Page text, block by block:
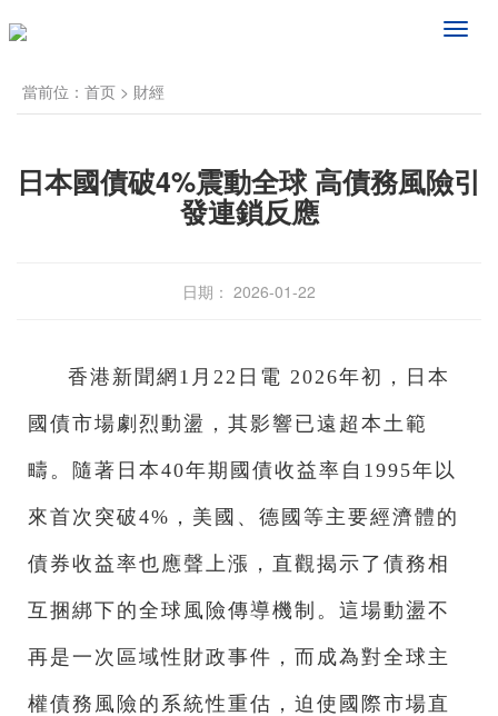
频
當前位： 首页 > 財經
日本國債破4%震動全球 高債務風險引
發連鎖反應
日期： 2026-01-22
香港新聞網1月22日電 2026年初，日本
國債市場劇烈動盪，其影響已遠超本土範
疇。隨著日本40年期國債收益率自1995年以
來首次突破4%，美國、德國等主要經濟體的
債券收益率也應聲上漲，直觀揭示了債務相
互捆綁下的全球風險傳導機制。這場動盪不
再是一次區域性財政事件，而成為對全球主
權債務風險的系統性重估，迫使國際市場直